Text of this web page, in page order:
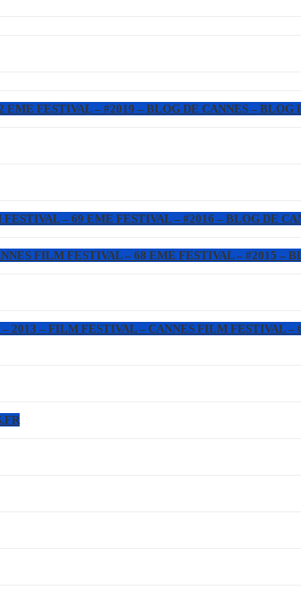
FESTIVAL – #2019 – BLOG DE CANNES – BLOG
– 69 EME FESTIVAL – #2016 – BLOG DE
FILM FESTIVAL – 68 EME FESTIVAL – #2015 –
2013 – FILM FESTIVAL – CANNES FILM FESTIVAL